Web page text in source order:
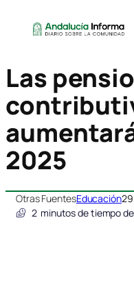
Las
2025
Otras FuentesEducación
2 minutos de tiempo